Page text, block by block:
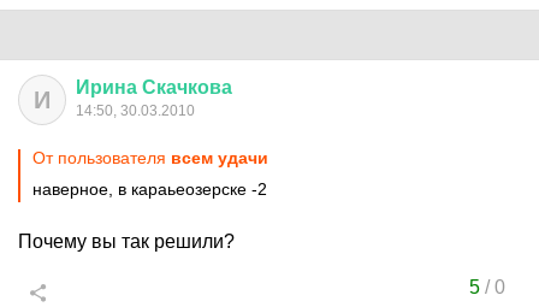
И Ирина Скачкова
14:50, 30.03.2010
От пользователя всем удачи
наверное, в караьеозерске -2
Почему вы так решили?
5/0